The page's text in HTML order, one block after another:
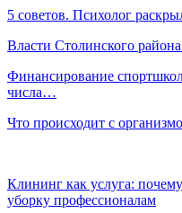
5 советов. Психолог
Власти Столинского
Финансирование спортшкол
числа…
Что происходит с
Клининг как услуга:
уборку профессионалам